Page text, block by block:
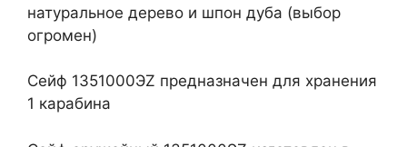
натуральное дерево и шпон дуба (выбор
огромен)
Сейф 1351000ЭZ предназначен для хранения
1 карабина